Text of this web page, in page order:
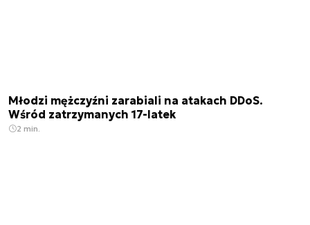
Młodzi mężczyźni zarabiali na atakach DDoS.
Wśród zatrzymanych 17-latek
2 min.